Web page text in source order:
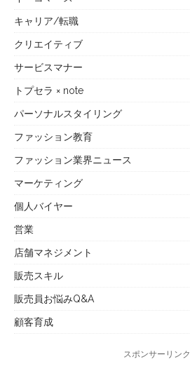
キャリア/転職
クリエイティブ
サービスマナー
トプセラ × note
パーソナルスタイリング
ファッション教育
ファッション業界ニュース
マーケティング
個人バイヤー
営業
店舗マネジメント
販売スキル
販売員お悩みQ&A
顧客育成
スポンサーリンク